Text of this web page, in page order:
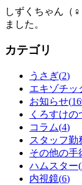
しずくちゃん（
ました。
カテゴリ
うさぎ(2)
エキゾチッ
お知らせ(
くろすけの
コラム(4)
スタッフ勤
その他の手
ハムスター(
内視鏡(6)